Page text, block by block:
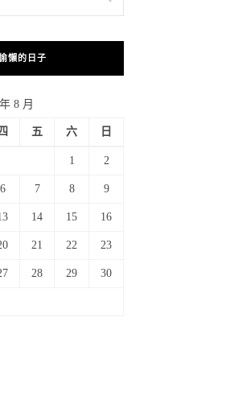
懶的日子
8 月
五 六 日
1 2
6 7 8 9
14 15 16
21 22 23
28 29 30